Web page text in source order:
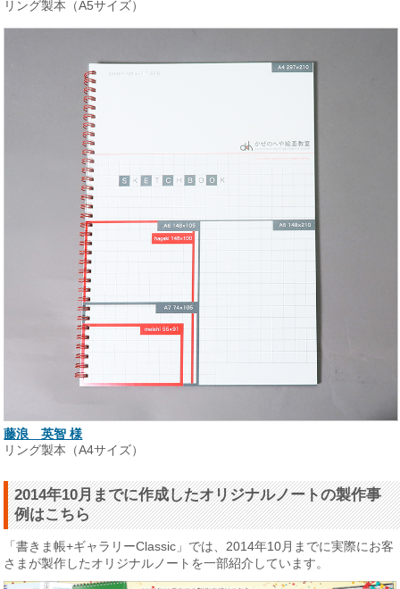
リング製本（A5サイズ）
藤浪 英智 様
リング製本（A4サイズ）
2014年10月までに作成したオリジナルノートの製作事
例はこちら
「書きま帳+ギャラリーClassic」では、2014年10月までに実際にお客
さまが製作したオリジナルノートを一部紹介しています。